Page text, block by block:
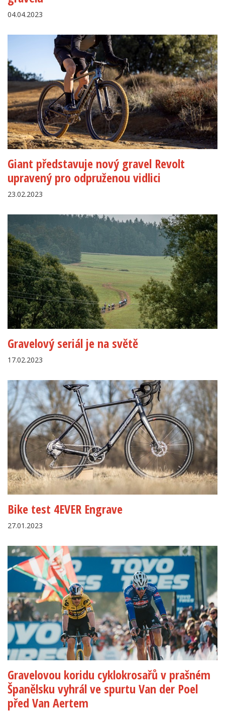
04.04.2023
Giant představuje nový gravel Revolt
upravený pro odpruženou vidlici
23.02.2023
Gravelový seriál je na světě
17.02.2023
Bike test 4EVER Engrave
27.01.2023
Gravelovou koridu cyklokrosařů v prašném
Španělsku vyhrál ve spurtu Van der Poel
před Van Aertem